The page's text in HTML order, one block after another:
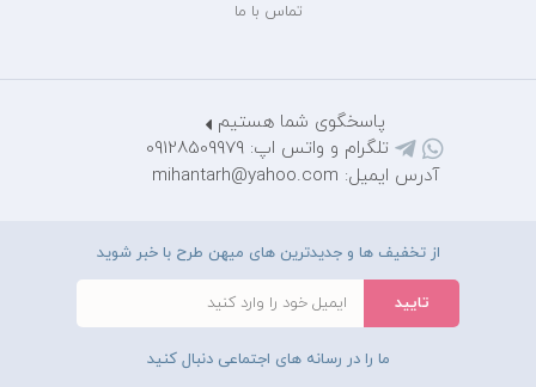
تماس با ما
پاسخگوی شما هستیم
تلگرام و واتس اپ: 09128509979
آدرس ایمیل: mihantarh@yahoo.com
از تخفیف ها و جدیدترین های میهن طرح با خبر شوید
ما را در رسانه های اجتماعی دنبال کنید